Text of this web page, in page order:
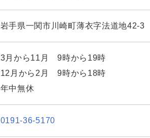
岩手県一関市川崎町薄衣字法道地42-3
3月から11月 9時から19時
12月から2月 9時から18時
年中無休
0191-36-5170